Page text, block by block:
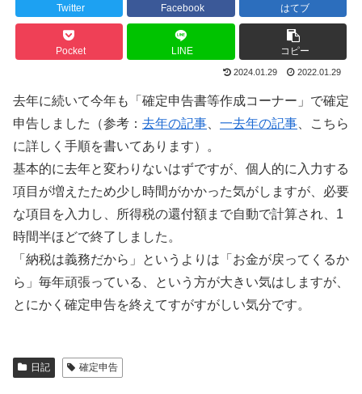
Twitter Facebook はてブ
Pocket LINE コピー
2024.01.29 2022.01.29
去年に続いて今年も「確定申告書等作成コーナー」で確定
申告しました（参考： 去年の記事 一去年の記事 、こちら
に詳しく手順を書いてあります）。
基本的に去年と変わりないはずですが、個人的に入力する
項目が増えたため少し時間がかかった気がしますが、必要
な項目を入力し、所得税の還付額まで自動で計算され、1
時間半ほどで終了しました。
「納税は義務だから」というよりは「お金が戻ってくるか
ら」毎年頑張っている、という方が大きい気はしますが、
とにかく確定申告を終えてすがすがしい気分です。
日記 確定申告